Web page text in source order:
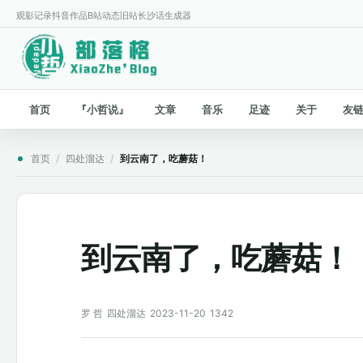
观影记录抖音作品B站动态 旧站长沙话生成器
首页 『小哲说』 文章 音乐 足迹 关于 友链
首页 / 四处溜达 / 到云南了，吃蘑菇！
到云南了，吃蘑菇！
罗 哲 四处溜达 2023-11-20 1342